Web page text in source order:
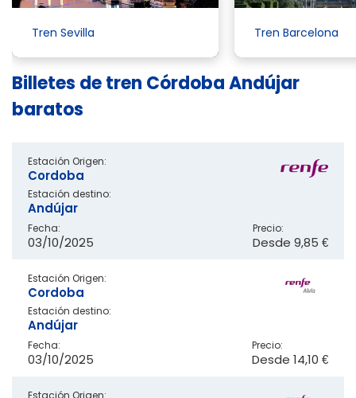
Tren Sevilla Tren Barcelona
Billetes de tren Córdoba Andújar
baratos
Estación Origen:
Cordoba
Estación destino:
Andújar
Fecha:
03/10/2025
Precio:
Desde 9,85 €
Estación Origen:
Cordoba
Estación destino:
Andújar
Fecha:
03/10/2025
Precio:
Desde 14,10 €
Estación Origen: